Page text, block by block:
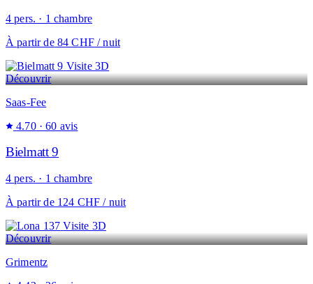
4 pers. · 1 chambre
À partir de84 CHF/ nuit
Visite 3D
Découvrir
Saas-Fee
4.70 · 60 avis
Bielmatt 9
4 pers. · 1 chambre
À partir de124 CHF / nuit
Visite 3D
Découvrir
Grimentz